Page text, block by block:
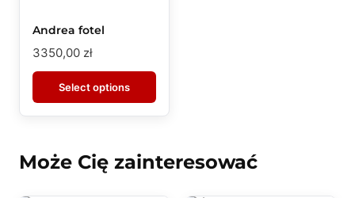
Andrea fotel
3350,00 zł
Select options
Może Cię zainteresować